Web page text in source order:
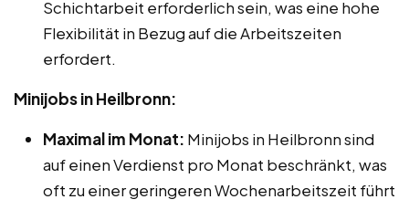
Schichtarbeit erforderlich sein, was eine hohe
Flexibilität in Bezug auf die Arbeitszeiten
erfordert.
Minijobs in Heilbronn:
Maximal im Monat: Minijobs in Heilbronn sind
auf einen Verdienst pro Monat beschränkt, was
oft zu einer geringeren Wochenarbeitszeit führt